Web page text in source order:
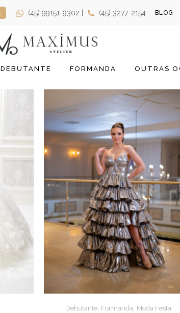
(45) 99151-9302 | (45) 3277-2154 BLOG
DEBUTANTE FORMANDA OUTRAS
Debutante, Formanda, Moda Festa